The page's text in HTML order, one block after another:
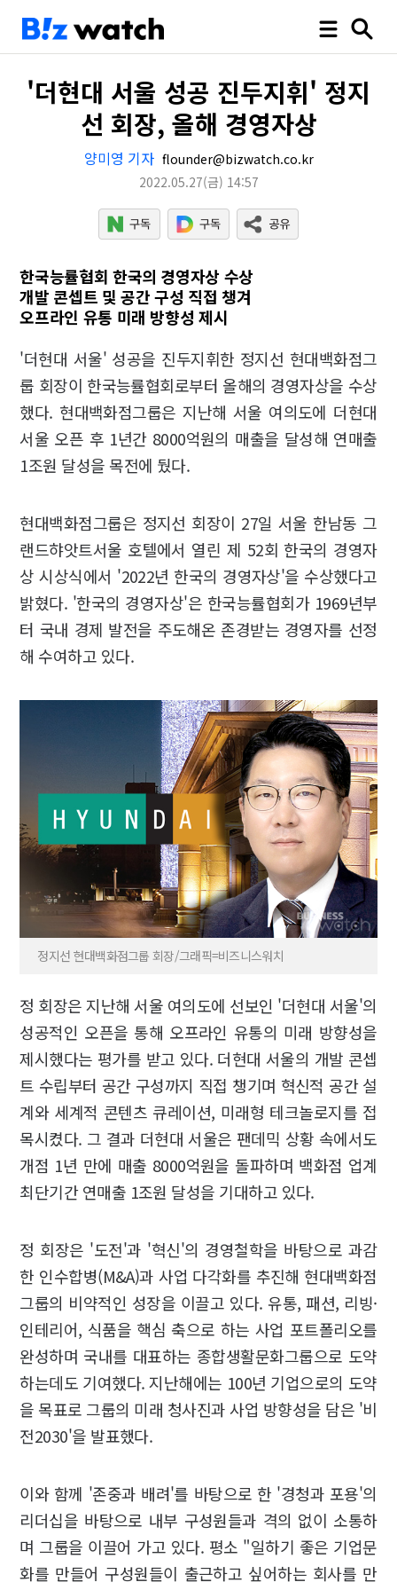
'더현대 서울 성공 진두지휘' 정지
선 회장, 올해 경영자상
양미영 기자 flounder@bizwatch.co.kr
2022.05.27(금) 14:57
한국능률협회 한국의 경영자상 수상
개발 콘셉트 및 공간 구성 직접 챙겨
오프라인 유통 미래 방향성 제시
'더현대 서울' 성공을 진두지휘한 정지선 현대백화점그
룹 회장이 한국능률협회로부터 올해의 경영자상을 수상
했다. 현대백화점그룹은 지난해 서울 여의도에 더현대
서울 오픈 후 1년간 8000억원의 매출을 달성해 연매출
1조원 달성을 목전에 뒀다.
현대백화점그룹은 정지선 회장이 27일 서울 한남동 그
랜드햐앗트서울 호텔에서 열린 제 52회 한국의 경영자
상 시상식에서 '2022년 한국의 경영자상'을 수상했다고
밝혔다. '한국의 경영자상'은 한국능률협회가 1969년부
터 국내 경제 발전을 주도해온 존경받는 경영자를 선정
해 수여하고 있다.
정지선 현대백화점그룹 회장/그래픽=비즈니스워치
정 회장은 지난해 서울 여의도에 선보인 '더현대 서울'의
성공적인 오픈을 통해 오프라인 유통의 미래 방향성을
제시했다는 평가를 받고 있다. 더현대 서울의 개발 콘셉
트 수립부터 공간 구성까지 직접 챙기며 혁신적 공간 설
계와 세계적 콘텐츠 큐레이션, 미래형 테크놀로지를 접
목시켰다. 그 결과 더현대 서울은 팬데믹 상황 속에서도
개점 1년 만에 매출 8000억원을 돌파하며 백화점 업계
최단기간 연매출 1조원 달성을 기대하고 있다.
정 회장은 '도전'과 '혁신'의 경영철학을 바탕으로 과감
한 인수합병(M&A)과 사업 다각화를 추진해 현대백화점
그룹의 비약적인 성장을 이끌고 있다. 유통, 패션, 리빙·
인테리어, 식품을 핵심 축으로 하는 사업 포트폴리오를
완성하며 국내를 대표하는 종합생활문화그룹으로 도약
하는데도 기여했다. 지난해에는 100년 기업으로의 도약
을 목표로 그룹의 미래 청사진과 사업 방향성을 담은 '비
전2030'을 발표했다.
이와 함께 '존중과 배려'를 바탕으로 한 '경청과 포용'의
리더십을 바탕으로 내부 구성원들과 격의 없이 소통하
며 그룹을 이끌어 가고 있다. 평소 "일하기 좋은 기업문
화를 만들어 구성원들이 출근하고 싶어하는 회사를 만